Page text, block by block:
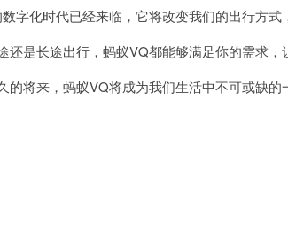
化时代已经来临，它将改变我们的出行方式
是长途出行，蚂蚁VQ都能够满足你的需求，
将来，蚂蚁VQ将成为我们生活中不可或缺的